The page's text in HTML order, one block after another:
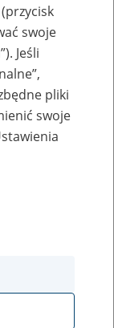
wystąpić
ePUAP,
swoje
Jeśli
pliki
swoje